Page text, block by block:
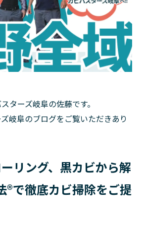
ターズ岐阜の佐藤です。
岐阜のブログをご覧いただきあり
リング、黒カビから解
®で徹底カビ掃除をご提